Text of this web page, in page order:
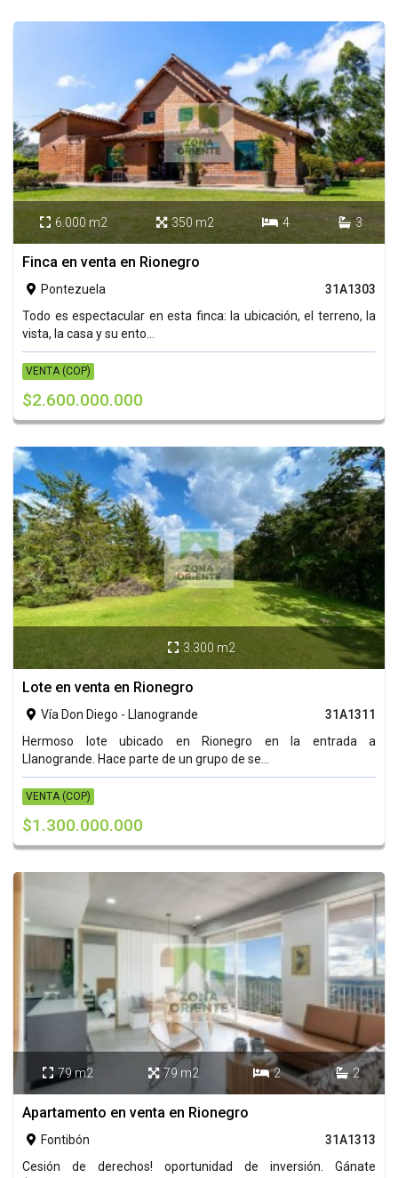
 6.000 m2  350 m2  4  3
Finca en venta en Rionegro
 Pontezuela
31A1303
Todo es espectacular en esta finca: la ubicación, el terreno, la
vista, la casa y su ento...
VENTA (COP)
$2.600.000.000
 3.300 m2
Lote en venta en Rionegro
 Vía Don Diego - Llanogrande
31A1311
Hermoso lote ubicado en Rionegro en la entrada a
Llanogrande. Hace parte de un grupo de se...
VENTA (COP)
$1.300.000.000
 79 m2  79 m2  2  2
Apartamento en venta en Rionegro
 Fontibón
31A1313
Cesión de derechos! oportunidad de inversión. Gánate